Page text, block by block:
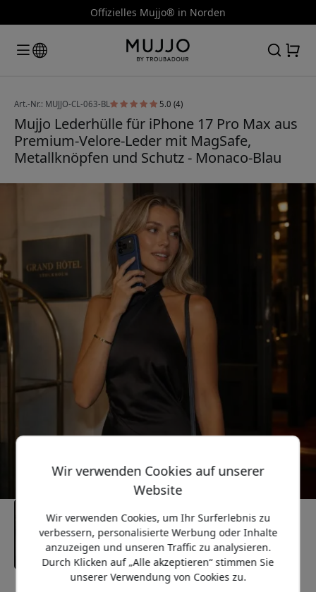
Offizielles Mujjo® in Norden
Art.-Nr.: MUJJO-CL-063-BL 5.0 (4)
Mujjo Lederhülle für iPhone 17 Pro Max aus
Premium-Velore-Leder mit MagSafe,
Metallknöpfen und Schutz - Monaco-Blau
Wir verwenden Cookies auf unserer
Website
Wir verwenden Cookies, um Ihr Surferlebnis zu
verbessern, personalisierte Werbung oder Inhalte
anzuzeigen und unseren Traffic zu analysieren.
Durch Klicken auf „Alle akzeptieren“ stimmen Sie
unserer Verwendung von Cookies zu.